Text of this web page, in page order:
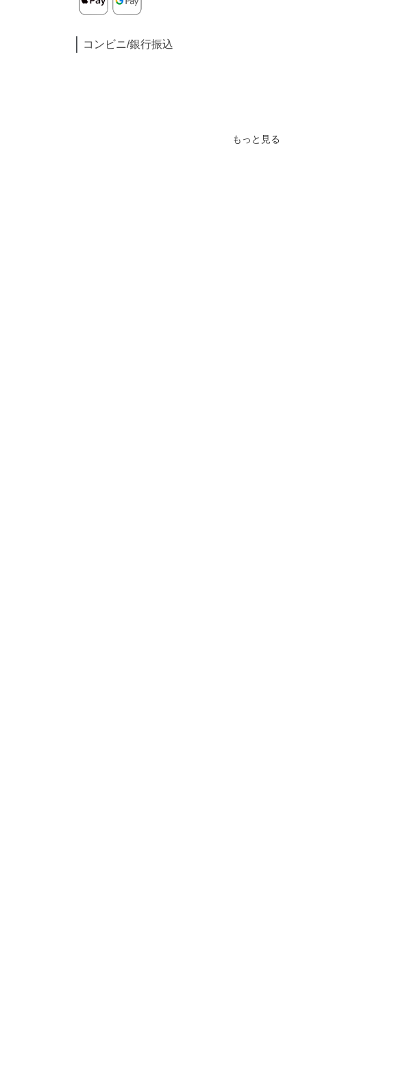
コンビニ/銀行振込
もっと見る